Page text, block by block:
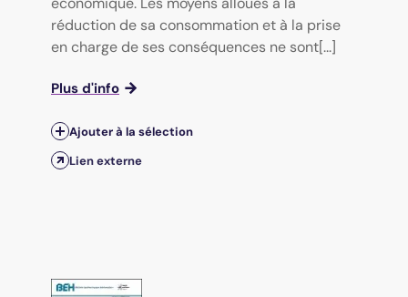
réduction de sa consommation et à la prise
en charge de ses conséquences ne sont[...]
Plus d'info
Ajouter à la sélection
Lien externe